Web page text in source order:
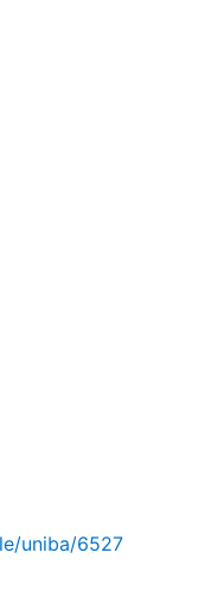
uniba/6527